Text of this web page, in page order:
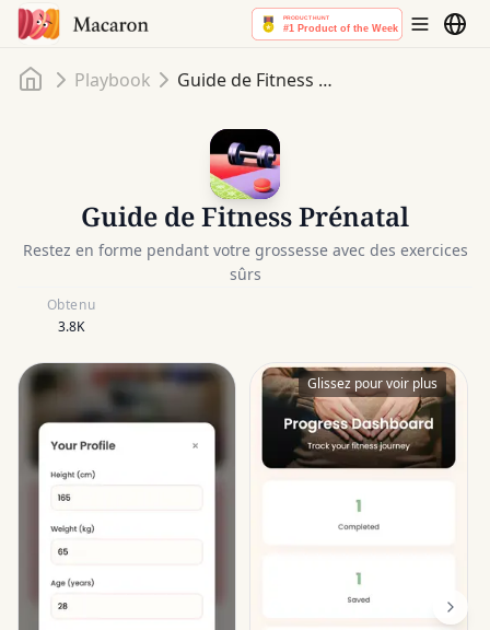
Accueil
Playbook Guide de Fitness Prénatal
Guide de Fitness Prénatal
Restez en forme pendant votre grossesse avec des exercices
sûrs
Obtenu
3.8K
Glissez pour voir plus